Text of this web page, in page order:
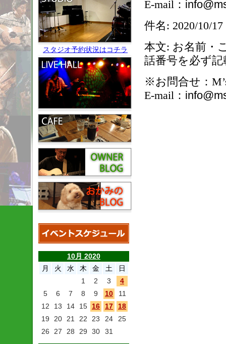
スタジオ予約状況はコチラ
10月 2020
月
火 水 木 金 土
日
1
2 3
4
5
6 7 8 9 10
11
12
13 14 15 16 17
18
19
20 21 22 23 24
25
26
27 28 29 30 31
E-mail ：
件名: 2020/10/17
本文: お名前・
話番号を必ず
※お問合せ：
E-mail ：